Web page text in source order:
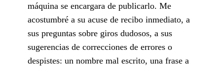
máquina se encargara de publicarlo. Me
acostumbré a su acuse de recibo inmediato, a
sus preguntas sobre giros dudosos, a sus
sugerencias de correcciones de errores o
despistes: un nombre mal escrito, una frase a